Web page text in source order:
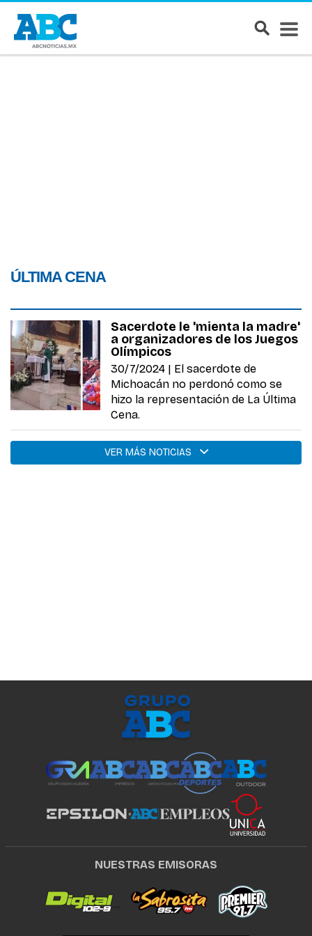
ÚLTIMA CENA
Sacerdote le 'mienta la madre'
a organizadores de los Juegos
Olímpicos
30/7/2024 | El sacerdote de
Michoacán no perdonó como se
hizo la representación de La Última
Cena.
VER MÁS NOTICIAS
NUESTRAS EMISORAS